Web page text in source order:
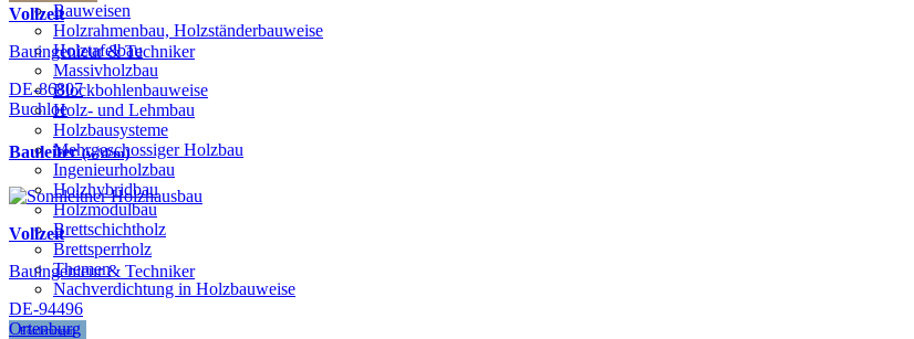
Bauweisen
Holzrahmenbau, Holzständerbauweise
Holztafelbau
Massivholzbau
Blockbohlenbauweise
Holz- und Lehmbau
Holzbausysteme
Mehrgeschossiger Holzbau
Ingenieurholzbau
Holzhybridbau
Holzmodulbau
Brettschichtholz
Brettsperrholz
Themen
Nachverdichtung in Holzbauweise
Förderungen
Vollzeit
Bauingenieur & Techniker
DE-86807
Buchloe
Bauleiter(w/d/m)
Vollzeit
Bauingenieur & Techniker
DE-94496
Ortenburg